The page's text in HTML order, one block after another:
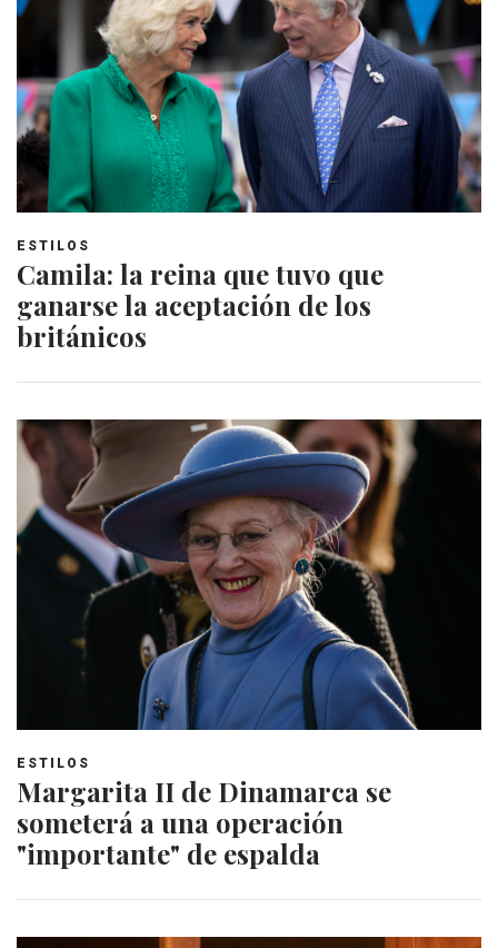
ESTILOS
Camila: la reina que tuvo que
ganarse la aceptación de los
británicos
ESTILOS
Margarita II de Dinamarca se
someterá a una operación
"importante" de espalda